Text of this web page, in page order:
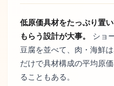
低原価具材をたっぷり置
もらう設計が大事。
ショ
豆腐を並べて、肉・海鮮
だけで具材構成の平均原
ることもある。